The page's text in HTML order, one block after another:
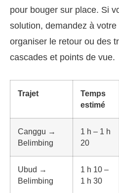
pour bouger sur place. Si
solution, demandez à votre
organiser le retour ou des
cascades et points de vue.
Trajet
Temps
estimé
Canggu →
Belimbing
1 h – 1 h
20
Ubud →
Belimbing
1 h 10 –
1 h 30